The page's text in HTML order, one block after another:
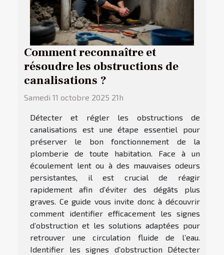
Comment reconnaître et
résoudre les obstructions de
canalisations ?
Samedi 11 octobre 2025 21h
Détecter et régler les obstructions de
canalisations est une étape essentiel pour
préserver le bon fonctionnement de la
plomberie de toute habitation. Face à un
écoulement lent ou à des mauvaises odeurs
persistantes, il est crucial de réagir
rapidement afin d’éviter des dégâts plus
graves. Ce guide vous invite donc à découvrir
comment identifier efficacement les signes
d’obstruction et les solutions adaptées pour
retrouver une circulation fluide de l’eau.
Identifier les signes d’obstruction Détecter